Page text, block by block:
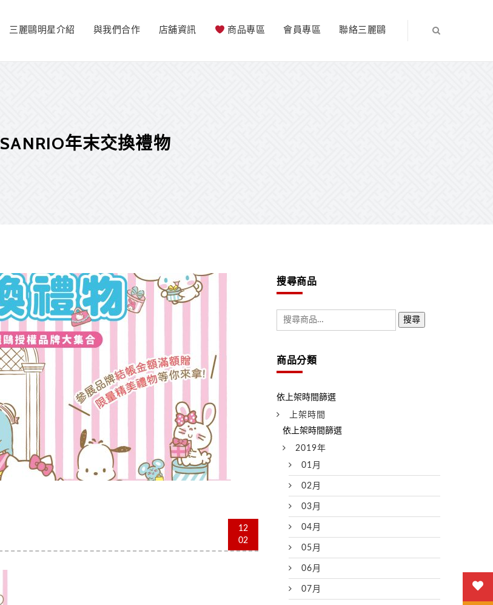
三麗鷗明星介紹 與我們合作 店舖資訊 商品專區 會員專區 聯絡三麗鷗
SANRIO年末交換禮物
12
02
搜尋商品
搜尋
商品分類
上架時間
2019年
01月
02月
03月
04月
05月
06月
07月